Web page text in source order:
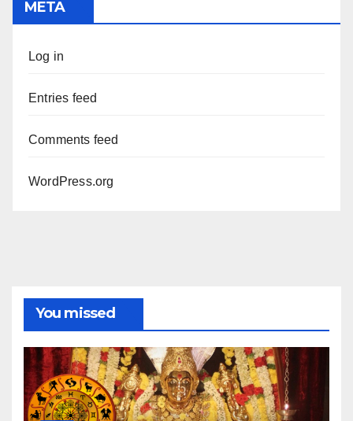
META
Log in
Entries feed
Comments feed
WordPress.org
You missed